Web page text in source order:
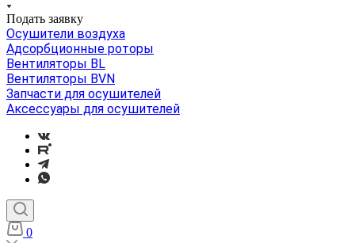
Подать заявку
Осушители воздуха
Адсорбционные роторы
Вентиляторы BL
Вентиляторы BVN
Запчасти для осушителей
Аксессуары для осушителей
0